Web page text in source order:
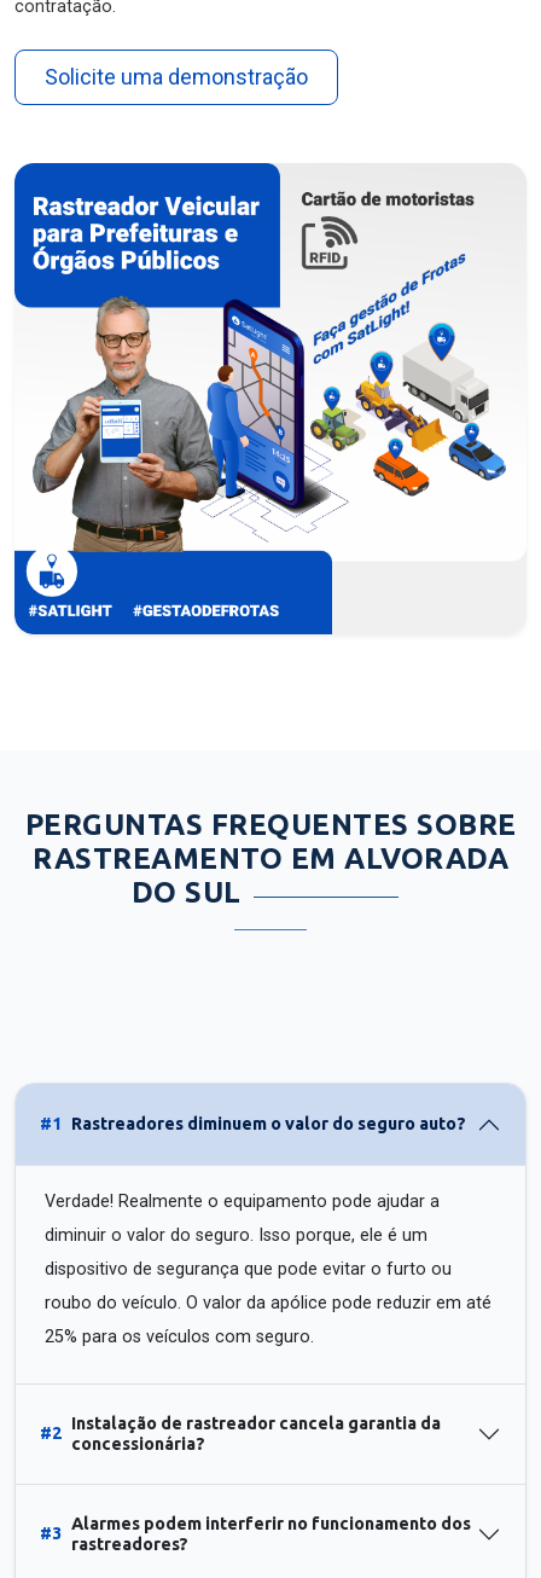
contratação.
Solicite uma demonstração
PERGUNTAS FREQUENTES SOBRE
RASTREAMENTO EM ALVORADA
DO SUL
#1 Rastreadores diminuem o valor do seguro auto?
Verdade! Realmente o equipamento pode ajudar a
diminuir o valor do seguro. Isso porque, ele é um
dispositivo de segurança que pode evitar o furto ou
roubo do veículo. O valor da apólice pode reduzir em até
25% para os veículos com seguro.
#2
Instalação de rastreador cancela garantia da
concessionária?
#3
Alarmes podem interferir no funcionamento dos
rastreadores?